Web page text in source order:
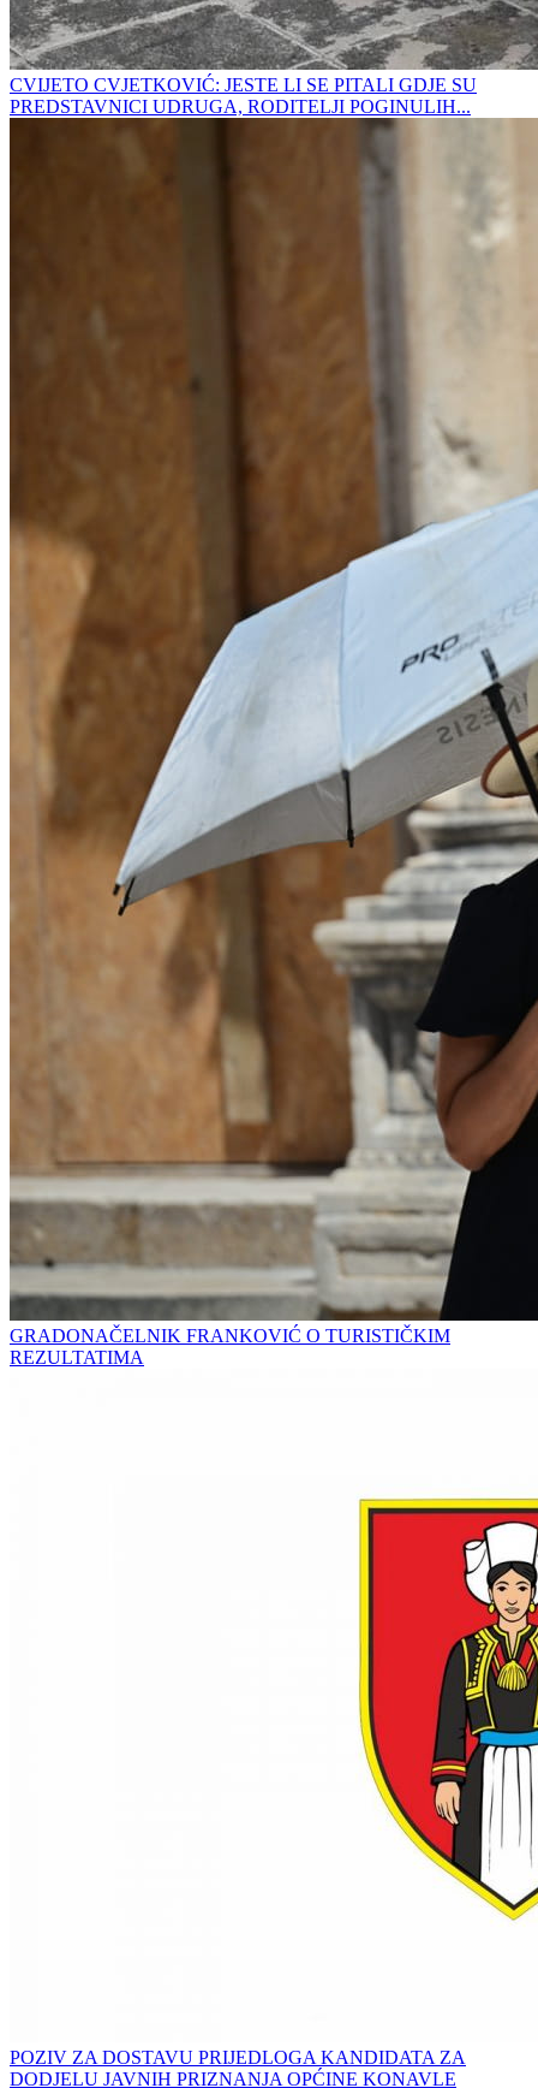
CVIJETO CVJETKOVIĆ: JESTE LI SE PITALI GDJE SU
PREDSTAVNICI UDRUGA, RODITELJI POGINULIH...
GRADONAČELNIK FRANKOVIĆ O TURISTIČKIM
REZULTATIMA
POZIV ZA DOSTAVU PRIJEDLOGA KANDIDATA ZA
DODJELU JAVNIH PRIZNANJA OPĆINE KONAVLE